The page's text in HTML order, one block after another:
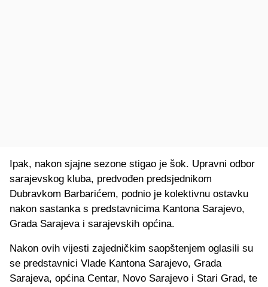
Ipak, nakon sjajne sezone stigao je šok. Upravni odbor
sarajevskog kluba, predvođen predsjednikom
Dubravkom Barbarićem, podnio je kolektivnu ostavku
nakon sastanka s predstavnicima Kantona Sarajevo,
Grada Sarajeva i sarajevskih općina.
Nakon ovih vijesti zajedničkim saopštenjem oglasili su
se predstavnici Vlade Kantona Sarajevo, Grada
Sarajeva, općina Centar, Novo Sarajevo i Stari Grad, te